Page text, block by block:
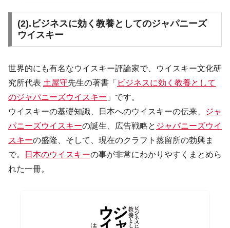
(2).ビジネスに効く教養としてのジャパニーズ
ウイスキー
世界的にも有名なウイスキー評論家で、ウイスキー文化研
究所代表 土屋守先生の著書「 ビジネスに効く教養として
のジャパニーズウイスキー 」です。
ウイスキーの基礎知識、日本へのウイスキーの伝来、
ジャ
パニーズウイスキーの誕生、広告戦略と ジャパニーズウイ
スキーの盛隆、そして、現在のクラフト蒸留所の勃興ま
で。
日本のウイスキーの事が非常にわかりやすくまとめら
れた一冊。